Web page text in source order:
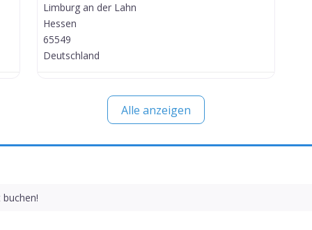
Limburg an der Lahn
Hessen
65549
Deutschland
Alle anzeigen